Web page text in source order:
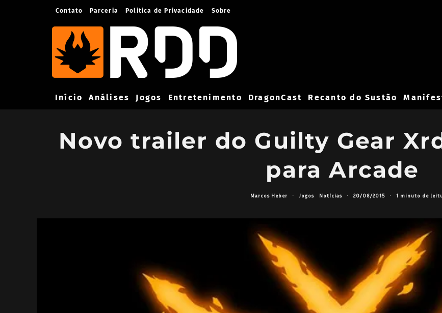
Contato Parceria Politica de Privacidade Sobre
Início Análises Jogos Entretenimento DragonCast Recanto do Sustão
Novo trailer do Guilty Gear
para Arcade
Marcos Heber · Jogos Notícias · 20/08/2015 · 1 minuto de